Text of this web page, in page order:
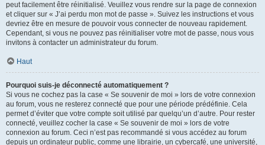
peut facilement être réinitialisé. Veuillez vous rendre sur la page de connexion
et cliquer sur « J’ai perdu mon mot de passe ». Suivez les instructions et vous
devriez être en mesure de pouvoir vous connecter de nouveau rapidement.
Cependant, si vous ne pouvez pas réinitialiser votre mot de passe, nous vous
invitons à contacter un administrateur du forum.
Haut
Pourquoi suis-je déconnecté automatiquement ?
Si vous ne cochez pas la case « Se souvenir de moi » lors de votre connexion
au forum, vous ne resterez connecté que pour une période prédéfinie. Cela
permet d’éviter que votre compte soit utilisé par quelqu’un d’autre. Pour rester
connecté, veuillez cocher la case « Se souvenir de moi » lors de votre
connexion au forum. Ceci n’est pas recommandé si vous accédez au forum
depuis un ordinateur public, comme une librairie, un cybercafé, une université,